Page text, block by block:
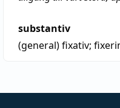
substantiv
(general)fixativ;